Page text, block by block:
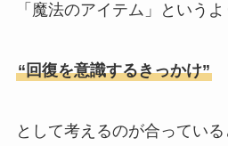
「魔法のアイテム」というよ
“回復を意識するきっかけ”
として考えるのが合っている